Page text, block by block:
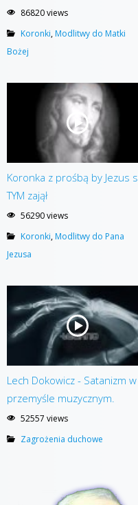
86820 views
Koronki,Modlitwy do Matki
Bożej
Koronka z prośbą by Jezus
TYM zajął
56290 views
Koronki,Modlitwy do Pana
Jezusa
Lech Dokowicz - Satanizm w
przemyśle muzycznym.
52557 views
Zagrożenia duchowe